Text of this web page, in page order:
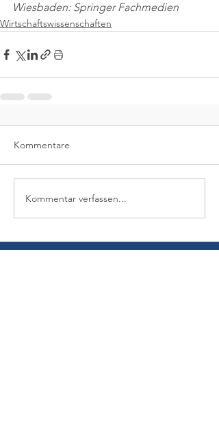
Wiesbaden: Springer Fachmedien
Wirtschaftswissenschaften
Kommentare
Kommentar verfassen...